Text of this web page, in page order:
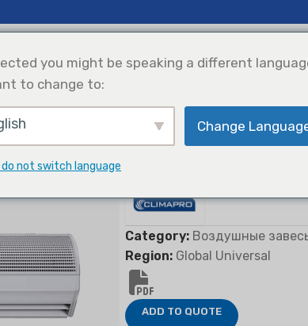
Энергии
Выбор Продукции
Category: Воздушные
Region: Global Universal
ADD TO QUOTE
you might be speaking a different
to change to:
Change
do not switch language